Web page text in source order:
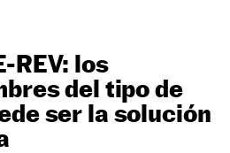
REV: los
del tipo de
ser la solución